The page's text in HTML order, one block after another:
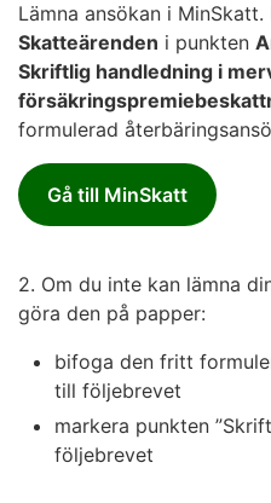
Lämna ansökan i
Skatteärenden i punkten
Skriftlig handledning i
formulerad
Gå till MinSkatt
2. Om du inte kan lämna
göra den på papper:
bifoga den fritt
till följebrevet
markera punkten
följebrevet